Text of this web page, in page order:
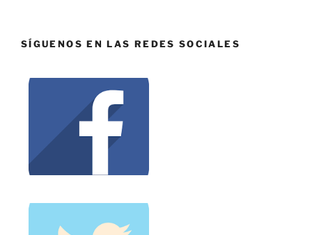
SÍGUENOS EN LAS REDES SOCIALES